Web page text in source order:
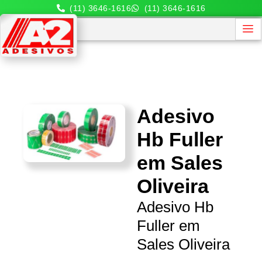
(11) 3646-1616 (11) 3646-1616
Adesivo
Hb Fuller
em Sales
Oliveira
Adesivo Hb
Fuller em
Sales Oliveira